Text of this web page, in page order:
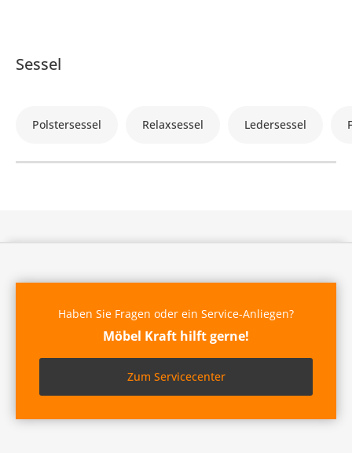
Sessel
Polstersessel Relaxsessel Ledersessel
Haben Sie Fragen oder ein Service-Anliegen?
Möbel Kraft hilft gerne!
Zum Servicecenter